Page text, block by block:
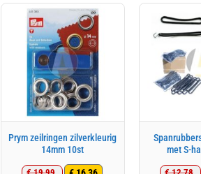
Prym zeilringen zilverkleurig
14mm 10st
met S-